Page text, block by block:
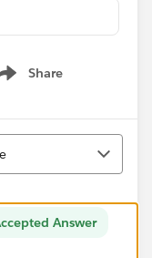
Share
menu
Answer